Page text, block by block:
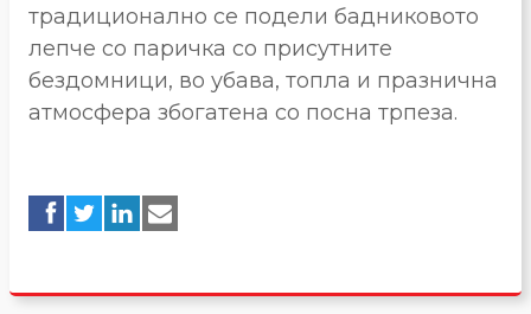
традиционално се подели бадниковото
лепче со паричка со присутните
бездомници, во убава, топла и празнична
атмосфера збогатена со посна трпеза.